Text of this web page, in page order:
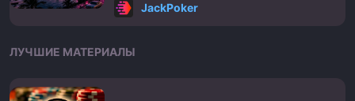
JackPoker
ЛУЧШИЕ МАТЕРИАЛЫ